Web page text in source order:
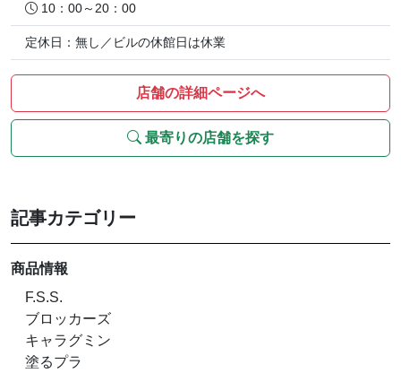
10：00～20：00
定休日：無し／ビルの休館日は休業
店舗の詳細ページへ
最寄りの店舗を探す
記事カテゴリー
商品情報
F.S.S.
ブロッカーズ
キャラグミン
塗るプラ